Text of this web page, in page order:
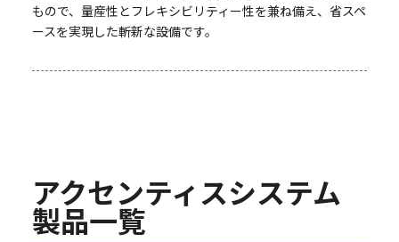
もので、量産性とフレキシビリティー性を兼ね備え、省スペ
ースを実現した斬新な設備です。
アクセンティスシステム
製品一覧